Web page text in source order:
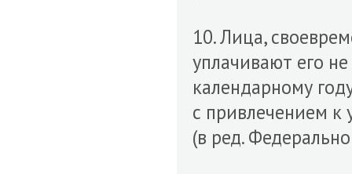
10. Лица,
уплачивают его
календарному
с привлечением к
(в ред.